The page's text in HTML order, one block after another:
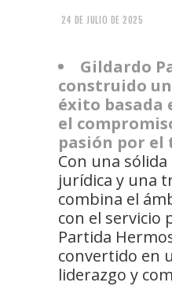
24 DE JULIO DE 2025
Gildardo
construido
éxito basada
el
pasión por el
Con una
jurídica y una
combina el
con el servicio
Partida
convertido en
liderazgo y